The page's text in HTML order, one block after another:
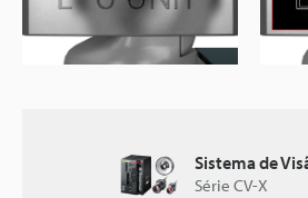
Sistema de
Série CV-X